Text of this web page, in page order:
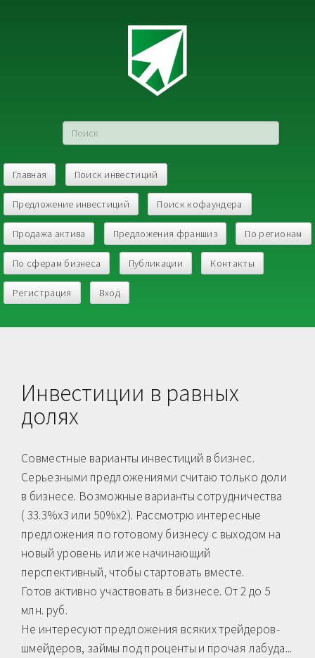
Главная Поиск инвестиций
Предложение инвестиций Поиск кофаундера
Продажа актива Предложения франшиз По регионам
По сферам бизнеса Публикации Контакты
Регистрация Вход
Инвестиции в равных
долях
Совместные варианты инвестиций в бизнес.
Серьезными предложениями считаю только доли
в бизнесе. Возможные варианты сотрудничества
( 33.3%х3 или 50%х2). Рассмотрю интересные
предложения по готовому бизнесу с выходом на
новый уровень или же начинающий
перспективный, чтобы стартовать вместе.
Готов активно участвовать в бизнесе. От 2 до 5
млн. руб.
Не интересуют предложения всяких трейдеров-
шмейдеров, займы под проценты и прочая лабуда...